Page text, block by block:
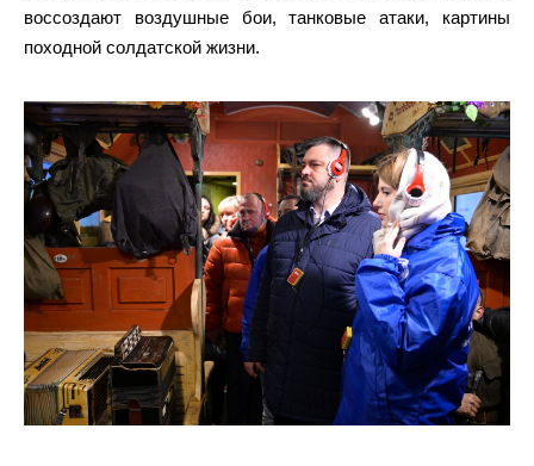
воссоздают воздушные бои, танковые атаки, картины
походной солдатской жизни.